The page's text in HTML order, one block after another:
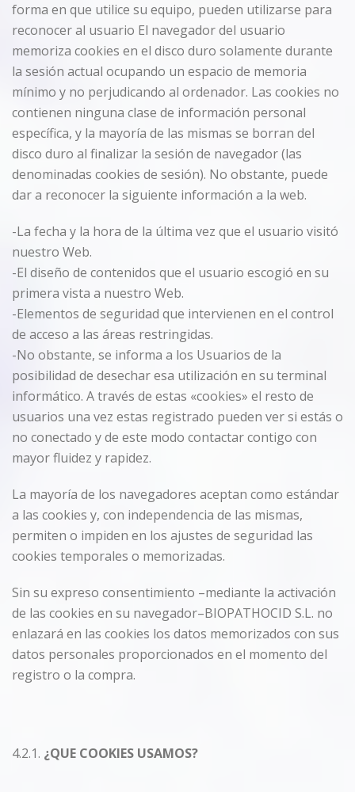
forma en que utilice su equipo, pueden utilizarse para
reconocer al usuario El navegador del usuario
memoriza cookies en el disco duro solamente durante
la sesión actual ocupando un espacio de memoria
mínimo y no perjudicando al ordenador. Las cookies no
contienen ninguna clase de información personal
específica, y la mayoría de las mismas se borran del
disco duro al finalizar la sesión de navegador (las
denominadas cookies de sesión). No obstante, puede
dar a reconocer la siguiente información a la web.
-La fecha y la hora de la última vez que el usuario visitó
nuestro Web.
-El diseño de contenidos que el usuario escogió en su
primera vista a nuestro Web.
-Elementos de seguridad que intervienen en el control
de acceso a las áreas restringidas.
-No obstante, se informa a los Usuarios de la
posibilidad de desechar esa utilización en su terminal
informático. A través de estas «cookies» el resto de
usuarios una vez estas registrado pueden ver si estás o
no conectado y de este modo contactar contigo con
mayor fluidez y rapidez.
La mayoría de los navegadores aceptan como estándar
a las cookies y, con independencia de las mismas,
permiten o impiden en los ajustes de seguridad las
cookies temporales o memorizadas.
Sin su expreso consentimiento –mediante la activación
de las cookies en su navegador–BIOPATHOCID S.L. no
enlazará en las cookies los datos memorizados con sus
datos personales proporcionados en el momento del
registro o la compra.
4.2.1. ¿QUE COOKIES USAMOS?